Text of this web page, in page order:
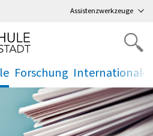
Assistenzwerkzeuge
Forschung
. .